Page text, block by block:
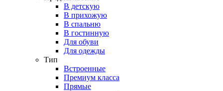
В детскую
В прихожую
В спальню
В гостинную
Для обуви
Для одежды
Тип
Встроенные
Премиум класса
Прямые